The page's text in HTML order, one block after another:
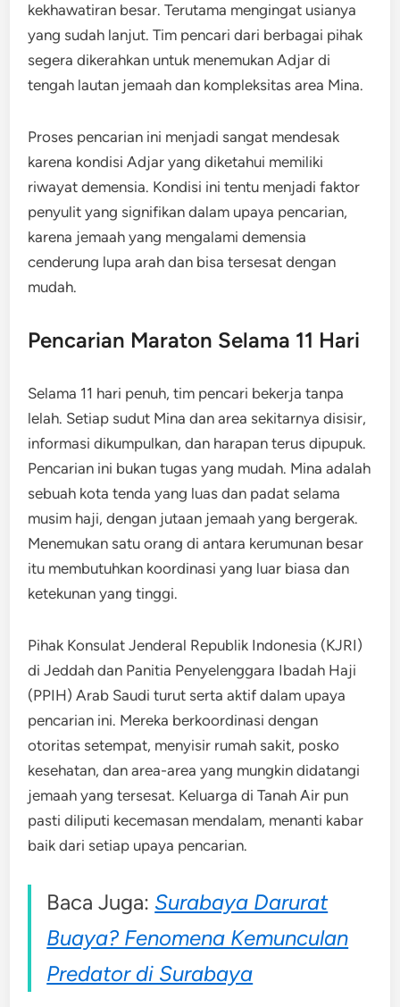
kekhawatiran besar. Terutama mengingat usianya
yang sudah lanjut. Tim pencari dari berbagai pihak
segera dikerahkan untuk menemukan Adjar di
tengah lautan jemaah dan kompleksitas area Mina.
Proses pencarian ini menjadi sangat mendesak
karena kondisi Adjar yang diketahui memiliki
riwayat demensia. Kondisi ini tentu menjadi faktor
penyulit yang signifikan dalam upaya pencarian,
karena jemaah yang mengalami demensia
cenderung lupa arah dan bisa tersesat dengan
mudah.
Pencarian Maraton Selama 11 Hari
Selama 11 hari penuh, tim pencari bekerja tanpa
lelah. Setiap sudut Mina dan area sekitarnya disisir,
informasi dikumpulkan, dan harapan terus dipupuk.
Pencarian ini bukan tugas yang mudah. Mina adalah
sebuah kota tenda yang luas dan padat selama
musim haji, dengan jutaan jemaah yang bergerak.
Menemukan satu orang di antara kerumunan besar
itu membutuhkan koordinasi yang luar biasa dan
ketekunan yang tinggi.
Pihak Konsulat Jenderal Republik Indonesia (KJRI)
di Jeddah dan Panitia Penyelenggara Ibadah Haji
(PPIH) Arab Saudi turut serta aktif dalam upaya
pencarian ini. Mereka berkoordinasi dengan
otoritas setempat, menyisir rumah sakit, posko
kesehatan, dan area-area yang mungkin didatangi
jemaah yang tersesat. Keluarga di Tanah Air pun
pasti diliputi kecemasan mendalam, menanti kabar
baik dari setiap upaya pencarian.
Baca Juga: Surabaya Darurat
Buaya? Fenomena Kemunculan
Predator di Surabaya